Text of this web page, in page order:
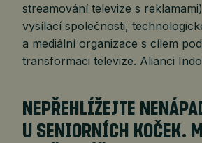
streamování televize s
vysílací společnosti,
a mediální organizace s cílem
transformaci televize. Alianci
NEPŘEHLÍŽEJTE
U SENIORNÍCH KOČEK.